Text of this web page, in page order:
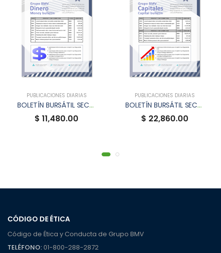
PUBLICACIONES DIARIAS
BOLETÍN BURSÁTIL SECCIÓN DE DINERO
$ 11,480.00
PUBLICACIONES DIARIAS
BOLETÍN BURSÁTIL SECCIÓN DE CAPITALES
$ 22,860.00
CÓDIGO DE ÉTICA
Código de Ética y Conducta de Grupo BMV
TELÉFONO:01-800-288-2872